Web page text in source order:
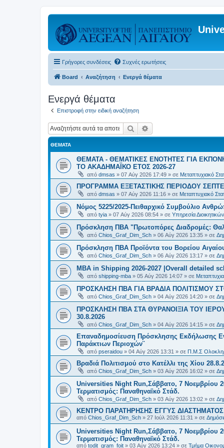
Γρήγορες συνδέσεις Συχνές ερωτήσεις
Board Αναζήτηση Ενεργά θέματα
Ενεργά θέματα
Επιστροφή στην ειδική αναζήτηση
Αναζήτηση
ΘΈΜΑΤΑ
ΘΕΜΑΤΑ - ΘΕΜΑΤΙΚΕΣ ΕΝΟΤΗΤΕΣ ΓΙΑ
ΤΟ ΑΚΑΔΗΜΑΪΚΟ ΕΤΟΣ 2026-27
από dmsas » 07 Αύγ 2026 17:49 » σε Μεταπτυχιακό
ΠΡΟΓΡΑΜΜΑ ΕΞΕΤΑΣΤΙΚΗΣ ΠΕΡΙΟΔΟΥ
από dmsas » 07 Αύγ 2026 11:16 » σε Μεταπτυχιακό
Νόμος 5225/2025-Πειθαρχικό Συμβούλιο
από tyia » 07 Αύγ 2026 08:54 » σε Υπηρεσία
Πρόσκληση ΠΒΑ "Πρωτοπόρες Διαδρομές:
από Chios_Graf_Dim_Sch » 06 Αύγ 2026 13:35 » σε
Πρόσκληση ΠΒΑ Προϊόντα του Βορείου
από Chios_Graf_Dim_Sch » 06 Αύγ 2026 13:17 » σε
MBA in Shipping 2026-2027 |Overall detailed
από shipping-mba » 05 Αύγ 2026 14:07 » σε
ΠΡΟΣΚΛΗΣΗ ΠΒΑ ΓΙΑ ΒΡΑΔΙΑ ΠΟΛΙΤΙΣΜΟΥ
από Chios_Graf_Dim_Sch » 04 Αύγ 2026 14:20 » σε
ΠΡΟΣΚΛΗΣΗ ΠΒΑ ΣΤΑ ΘΥΡΑΝΟΙΞΙΑ ΤΟΥ
30.8.2026
από Chios_Graf_Dim_Sch » 04 Αύγ 2026 14:15 » σε
Επαναδημοσίευση Πρόσκλησης Εκδήλωσης
Παράκτιων Περιοχών¨
από pseraidou » 04 Αύγ 2026 13:31 » σε Π.Μ.Σ
Βραδιά Πολιτισμού στο Κατέλλι της Χίου
από Chios_Graf_Dim_Sch » 03 Αύγ 2026 16:02 » σε
Universities Night Run,Σάββατο, 7 Νοεμβρίου
Τερματισμός: Παναθηναϊκό Στάδ.
από Chios_Graf_Dim_Sch » 03 Αύγ 2026 13:02 » σε
ΚΕΝΤΡΟ ΠΑΡΑΤΗΡΗΣΗΣ ΕΓΓΥΣ ΔΙΑΣΤΗΜΑΤΟΣ
από Chios_Graf_Dim_Sch » 27 Ιούλ 2026 11:31 » σε
Universities Night Run,Σάββατο, 7 Νοεμβρίου
Τερματισμός: Παναθηναϊκό Στάδ.
από todit_gram_foit » 03 Αύγ 2026 13:24 » σε Τμήμα